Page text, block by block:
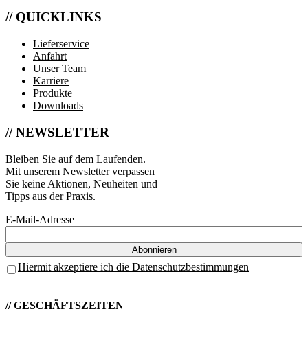
// QUICKLINKS
Lieferservice
Anfahrt
Unser Team
Karriere
Produkte
Downloads
// NEWSLETTER
Bleiben Sie auf dem Laufenden.
Mit unserem Newsletter verpassen
Sie keine Aktionen, Neuheiten und
Tipps aus der Praxis.
E-Mail-Adresse
Hiermit akzeptiere ich die Datenschutzbestimmungen
// GESCHÄFTSZEITEN